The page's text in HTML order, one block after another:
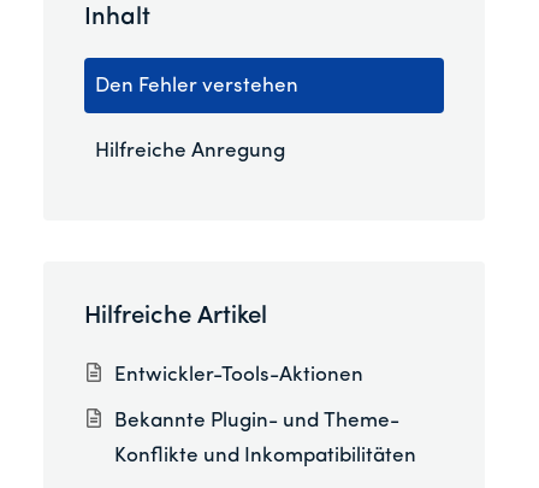
Inhalt
Den Fehler verstehen
Hilfreiche Anregung
Hilfreiche Artikel
Entwickler-Tools-Aktionen
Bekannte Plugin- und Theme-
Konflikte und Inkompatibilitäten